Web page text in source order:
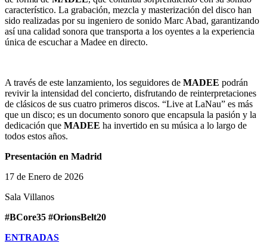
característico. La grabación, mezcla y masterización del disco han
sido realizadas por su ingeniero de sonido Marc Abad, garantizando
así una calidad sonora que transporta a los oyentes a la experiencia
única de escuchar a Madee en directo.
A través de este lanzamiento, los seguidores de MADEE podrán
revivir la intensidad del concierto, disfrutando de reinterpretaciones
de clásicos de sus cuatro primeros discos. “Live at LaNau” es más
que un disco; es un documento sonoro que encapsula la pasión y la
dedicación que MADEE ha invertido en su música a lo largo de
todos estos años.
Presentación en Madrid
17 de Enero de 2026
Sala Villanos
#BCore35 #OrionsBelt20
ENTRADAS